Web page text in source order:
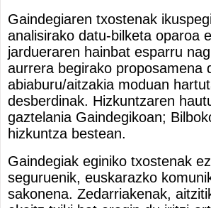
Gaindegiaren txostenak
analisirako datu-bilketa oparoa
jardueraren hainbat esparru
aurrera begirako proposamena
abiaburu/aitzakia moduan
desberdinak. Hizkuntzaren
gaztelania Gaindegikoan;
hizkuntza bestean.
Gaindegiak eginiko txostenak
seguruenik, euskarazko
sakonena. Zedarriakenak,